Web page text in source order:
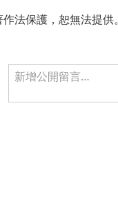
法保護，恕無法提供。